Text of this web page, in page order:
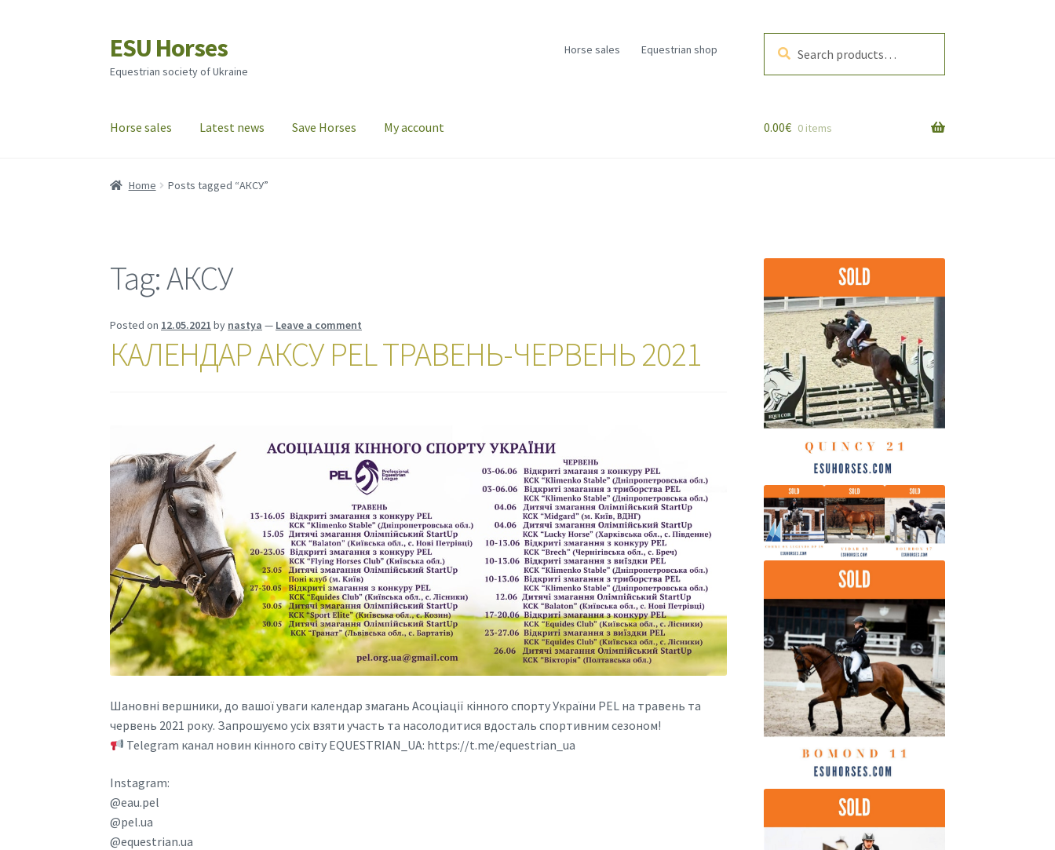
Skip
to
navigation
Skip
to
content
ESU Horses
Equestrian society of Ukraine
Horse sales Equestrian shop
for:
Horse sales Latest news Save Horses My account 0.00€ 0 items
Home Posts tagged “АКСУ”
Tag:АКСУ
Posted on 12.05.2021 by nastya — Leave a comment
КАЛЕНДАР АКСУ PEL ТРАВЕНЬ-ЧЕРВЕНЬ 2021
Шановні вершники, до вашої уваги календар змагань Асоціації кінного спорту України PEL на травень та
червень 2021 року. Запрошуємо усіх взяти участь та насолодитися вдосталь спортивним сезоном!
Telegram канал новин кінного світу EQUESTRIAN_UA: https://t.me/equestrian_ua
Instagram:
@eau.pel
@pel.ua
@equestrian.ua